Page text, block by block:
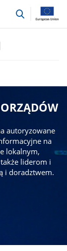
przejdź
autoryzowane
na
lokalnym,
liderom i
i doradztwem.